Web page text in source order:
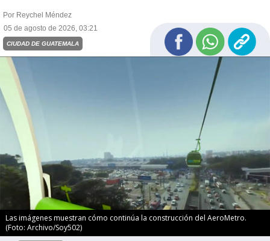
Por Reychel Méndez
05 de agosto de 2026, 03:21
CIUDAD DE GUATEMALA
Las imágenes muestran cómo continúa la construcción del AeroMetro.
(Foto: Archivo/Soy502)